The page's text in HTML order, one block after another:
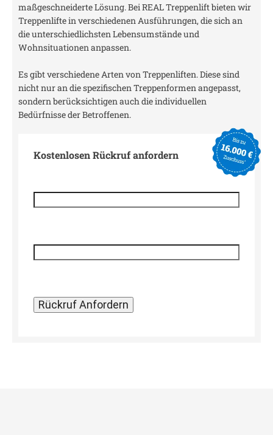
maßgeschneiderte Lösung. Bei REAL Treppenlift bieten wir
Treppenlifte in verschiedenen Ausführungen, die sich an
die unterschiedlichsten Lebensumstände und
Wohnsituationen anpassen.
Es gibt verschiedene Arten von Treppenliften. Diese sind
nicht nur an die spezifischen Treppenformen angepasst,
sondern berücksichtigen auch die individuellen
Bedürfnisse der Betroffenen.
Kostenlosen Rückruf anfordern